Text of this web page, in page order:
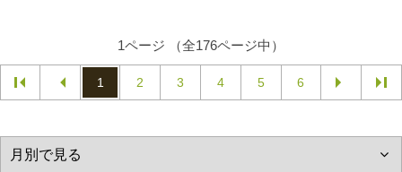
1ページ （全176ページ中）
1 2 3 4 5 6